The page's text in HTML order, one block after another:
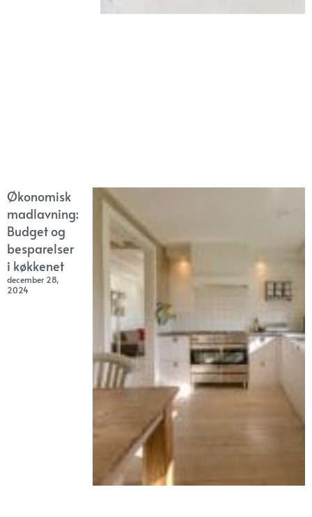
Økonomisk
madlavning:
Budget og
besparelser
i køkkenet
december 28,
2024